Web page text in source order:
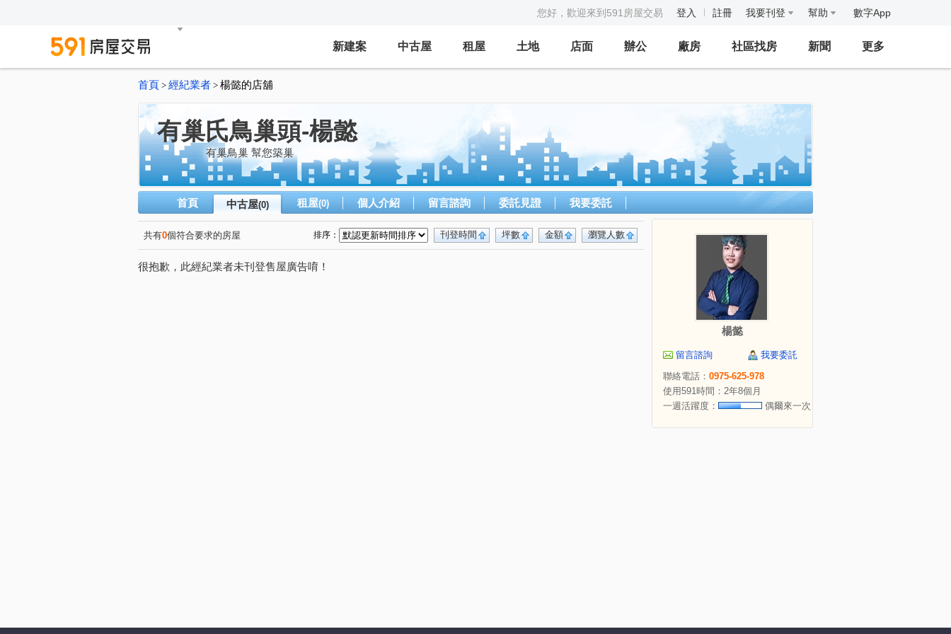
您好，歡迎來到591房屋交易 登入 註冊 我要刊登 幫助 數字App
新建案 中古屋 租屋 土地 店面 辦公 廠房 社區找房 新聞 更多
首頁 > 經紀業者 > 楊懿的店舖
有巢氏鳥巢頭-楊懿
有巢鳥巢 幫您築巢
首頁 中古屋(0) 租屋(0) 個人介紹 留言諮詢 委託見證 我要委託
共有0個符合要求的房屋 瀏覽人數
金額
坪數
刊登時間
排序：
很抱歉，此經紀業者未刊登售屋廣告唷！
楊懿
留言諮詢
我要委託
聯絡電話： 0975-625-978
使用591時間：2年8個月
一週活躍度：
偶爾來一次